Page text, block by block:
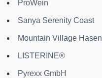
ProWein
Sanya Serenity Coast
Mountain Village
LISTERINE®
Pyrexx GmbH